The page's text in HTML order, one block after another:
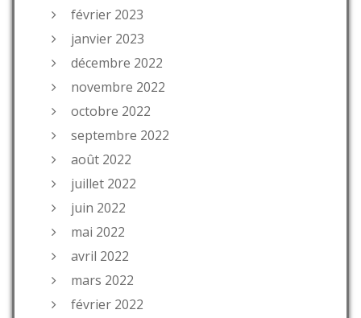
février 2023
janvier 2023
décembre 2022
novembre 2022
octobre 2022
septembre 2022
août 2022
juillet 2022
juin 2022
mai 2022
avril 2022
mars 2022
février 2022